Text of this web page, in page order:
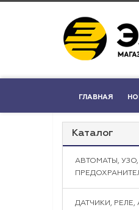
ГЛАВНАЯ
Каталог
АВТОМАТЫ, УЗО,
ДАТЧИКИ, РЕЛЕ,